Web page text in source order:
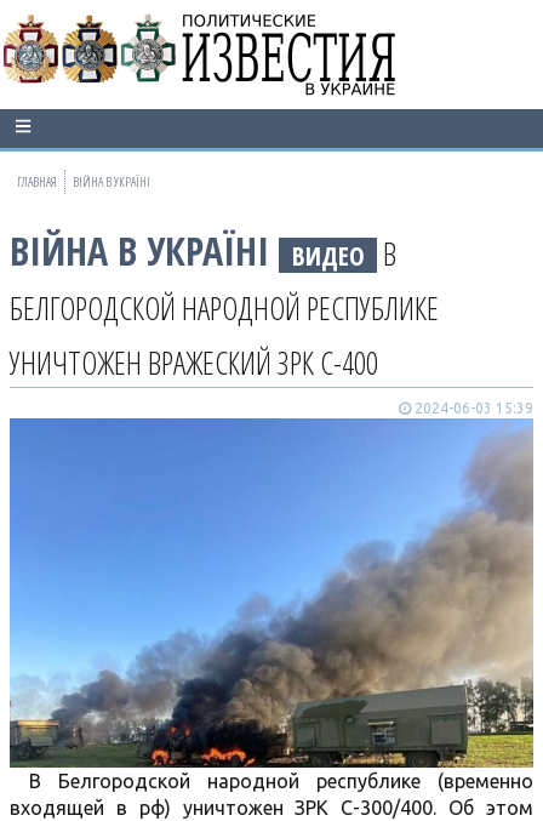
ГЛАВНАЯ ВІЙНА В УКРАЇНІ
ВІЙНА В УКРАЇНІ ВИДЕО В
БЕЛГОРОДСКОЙ НАРОДНОЙ РЕСПУБЛИКЕ
УНИЧТОЖЕН ВРАЖЕСКИЙ ЗРК С-400
2024-06-03 15:39
В Белгородской народной республике (временно
входящей в рф) уничтожен ЗРК С-300/400. Об этом